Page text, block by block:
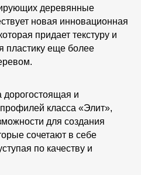
деревянные
новая инновационная
придает текстуру и
пластику еще более
дорогостоящая и
класса «Элит»,
для создания
сочетают в себе
по качеству и